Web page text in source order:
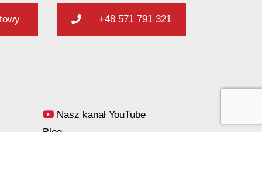
+48 571 791 321
Nasz kanał YouTube
Blog